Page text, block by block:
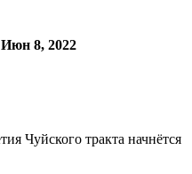
Июн 8, 2022